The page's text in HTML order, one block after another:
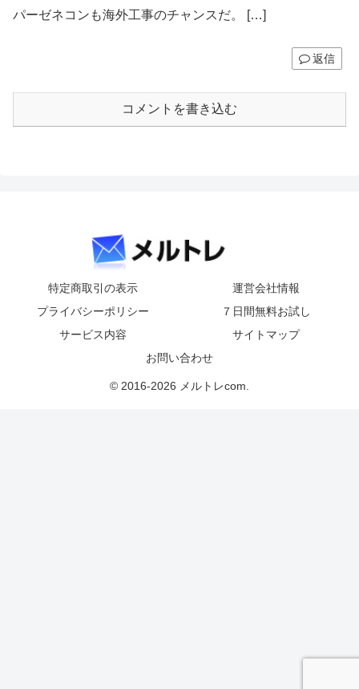
パーゼネコンも海外工事のチャンスだ。 […]
返信
コメントを書き込む
特定商取引の表示
運営会社情報
プライバシーポリシー
７日間無料お試し
サービス内容
サイトマップ
お問い合わせ
© 2016-2026 メルトレcom.